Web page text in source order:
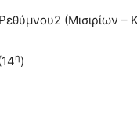
(Μισιρίων –
η)